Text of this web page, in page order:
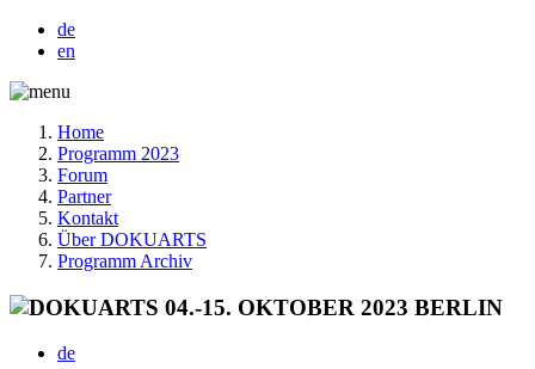
de
en
Home
Programm 2023
Forum
Partner
Kontakt
Über DOKUARTS
Programm Archiv
de